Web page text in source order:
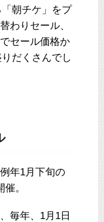
朝チケ」をプ
わりセール、
セール価格か
だくさんでし
年1月下旬の
。
毎年、1月1日